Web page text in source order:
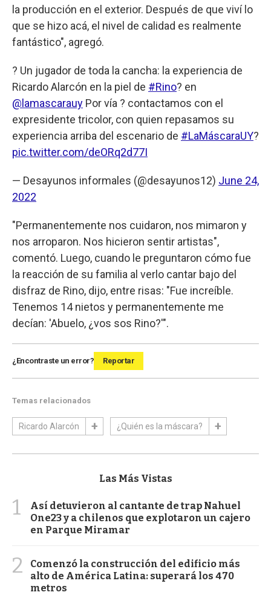
la producción en el exterior. Después de que viví lo
que se hizo acá, el nivel de calidad es realmente
fantástico", agregó.
? Un jugador de toda la cancha: la experiencia de
Ricardo Alarcón en la piel de #Rino? en
@lamascarauy Por vía ? contactamos con el
expresidente tricolor, con quien repasamos su
experiencia arriba del escenario de #LaMáscaraUY?
pic.twitter.com/deORq2d77I
— Desayunos informales (@desayunos12) June 24,
2022
"Permanentemente nos cuidaron, nos mimaron y
nos arroparon. Nos hicieron sentir artistas",
comentó. Luego, cuando le preguntaron cómo fue
la reacción de su familia al verlo cantar bajo del
disfraz de Rino, dijo, entre risas: "Fue increíble.
Tenemos 14 nietos y permanentemente me
decían: 'Abuelo, ¿vos sos Rino?'".
¿Encontraste un error? Reportar
Temas relacionados
Ricardo Alarcón ¿Quién es la máscara?
Las Más Vistas
1
Así detuvieron al cantante de trap Nahuel
One23 y a chilenos que explotaron un cajero
en Parque Miramar
2
Comenzó la construcción del edificio más
alto de América Latina: superará los 470
metros